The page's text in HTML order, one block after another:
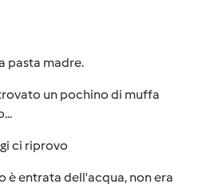
pasta madre.
un pochino di muffa
ci riprovo
è entrata dell'acqua, non era